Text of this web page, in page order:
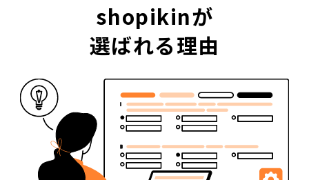
shopikinが
選ばれる理由